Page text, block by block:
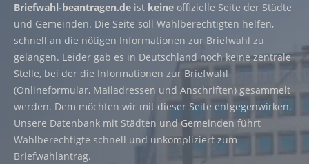
Briefwahl-beantragen.de ist keine offizielle Seite der Städte
und Gemeinden. Die Seite soll Wahlberechtigten helfen,
schnell an die nötigen Informationen zur Briefwahl zu
gelangen. Leider gab es in Deutschland noch keine zentrale
Stelle, bei der die Informationen zur Briefwahl
(Onlineformular, Mailadressen und Anschriften) gesammelt
werden. Dem möchten wir mit dieser Seite entgegenwirken.
Unsere Datenbank mit Städten und Gemeinden führt
Wahlberechtigte schnell und unkompliziert zum
Briefwahlantrag.